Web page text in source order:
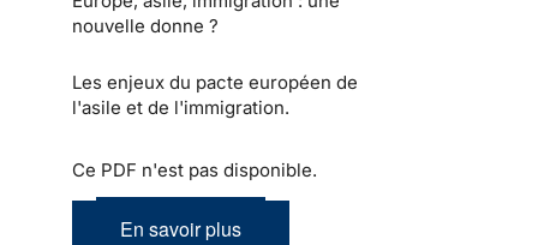
nouvelle donne ?
Les enjeux du pacte européen de
l'asile et de l'immigration.
Ce PDF n'est pas disponible.
En savoir plus